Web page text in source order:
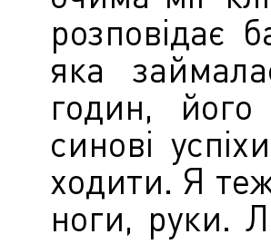
розповідає
яка
годин,
синові
ходити. Я
ноги, руки.